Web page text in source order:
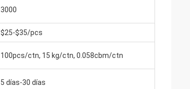
3000
$25-$35/pcs
100pcs/ctn, 15 kg/ctn, 0.058cbm/ctn
5 días-30 días